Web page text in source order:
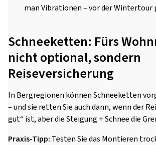
man Vibrationen – vor der Wintertour
Schneeketten: Fürs
nicht optional, sondern
Reiseversicherung
In Bergregionen können Schneeketten
– und sie retten Sie auch dann, wenn der
gut“ ist, aber die Steigung + Schnee die
Praxis-Tipp: Testen Sie das Montieren